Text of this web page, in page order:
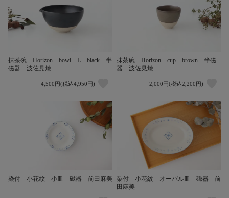
抹茶碗 Horizon bowl L black 半
磁器 波佐見焼
4,500円(税込4,950円)
抹茶碗 Horizon cup brown 半磁
器 波佐見焼
2,000円(税込2,200円)
染付 小花紋 小皿 磁器 前田麻美
染付 小花紋 オーバル皿 磁器 前
田麻美